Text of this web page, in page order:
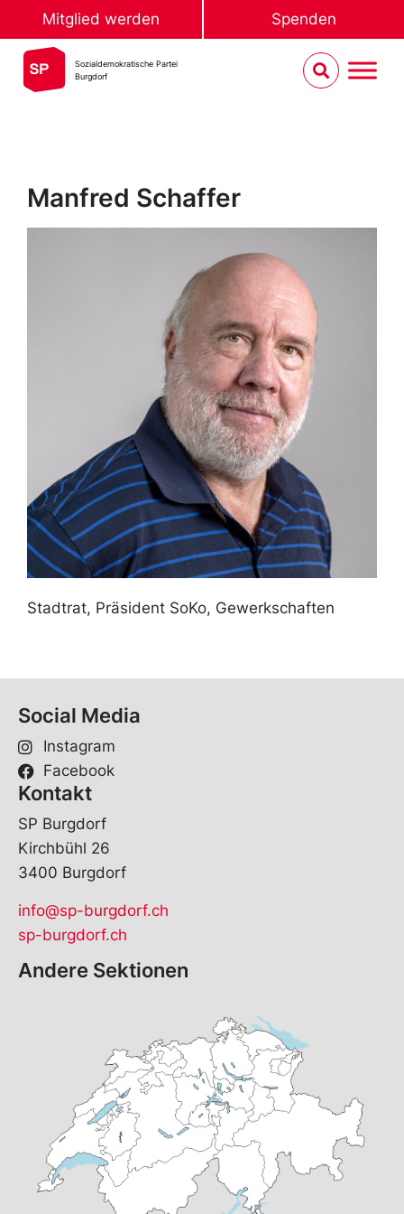
Mitglied werden Spenden
Sozialdemokratische Partei
Burgdorf
Manfred Schaffer
Stadtrat, Präsident SoKo, Gewerkschaften
Social Media
Instagram
Facebook
Kontakt
SP Burgdorf
Kirchbühl 26
3400 Burgdorf
info@sp-burgdorf.ch
sp-burgdorf.ch
Andere Sektionen